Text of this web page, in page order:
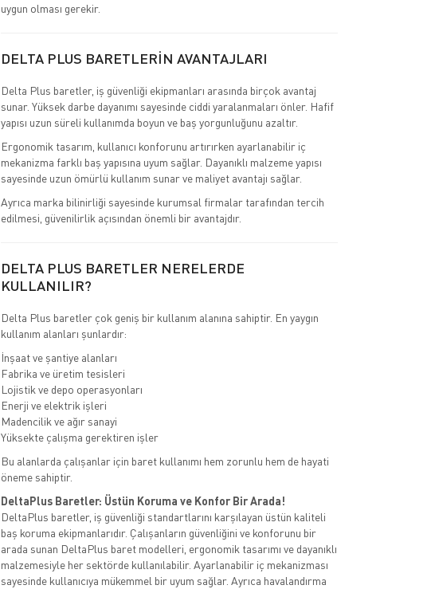
uygun olması gerekir.
DELTA PLUS BARETLERİN AVANTAJLARI
Delta Plus baretler, iş güvenliği ekipmanları arasında birçok avantaj
sunar. Yüksek darbe dayanımı sayesinde ciddi yaralanmaları önler. Hafif
yapısı uzun süreli kullanımda boyun ve baş yorgunluğunu azaltır.
Ergonomik tasarım, kullanıcı konforunu artırırken ayarlanabilir iç
mekanizma farklı baş yapısına uyum sağlar. Dayanıklı malzeme yapısı
sayesinde uzun ömürlü kullanım sunar ve maliyet avantajı sağlar.
Ayrıca marka bilinirliği sayesinde kurumsal firmalar tarafından tercih
edilmesi, güvenilirlik açısından önemli bir avantajdır.
DELTA PLUS BARETLER NERELERDE
KULLANILIR?
Delta Plus baretler çok geniş bir kullanım alanına sahiptir. En yaygın
kullanım alanları şunlardır:
İnşaat ve şantiye alanları
Fabrika ve üretim tesisleri
Lojistik ve depo operasyonları
Enerji ve elektrik işleri
Madencilik ve ağır sanayi
Yüksekte çalışma gerektiren işler
Bu alanlarda çalışanlar için baret kullanımı hem zorunlu hem de hayati
öneme sahiptir.
DeltaPlus Baretler: Üstün Koruma ve Konfor Bir Arada!
DeltaPlus baretler, iş güvenliği standartlarını karşılayan üstün kaliteli
baş koruma ekipmanlarıdır. Çalışanların güvenliğini ve konforunu bir
arada sunan DeltaPlus baret modelleri, ergonomik tasarımı ve dayanıklı
malzemesiyle her sektörde kullanılabilir. Ayarlanabilir iç mekanizması
sayesinde kullanıcıya mükemmel bir uyum sağlar. Ayrıca havalandırma